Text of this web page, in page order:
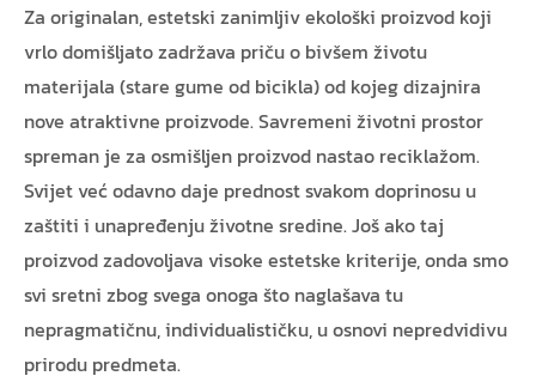
Za originalan, estetski zanimljiv ekološki proizvod koji
vrlo domišljato zadržava priču o bivšem životu
materijala (stare gume od bicikla) od kojeg dizajnira
nove atraktivne proizvode. Savremeni životni prostor
spreman je za osmišljen proizvod nastao reciklažom.
Svijet već odavno daje prednost svakom doprinosu u
zaštiti i unapređenju životne sredine. Još ako taj
proizvod zadovoljava visoke estetske kriterije, onda smo
svi sretni zbog svega onoga što naglašava tu
nepragmatičnu, individualističku, u osnovi nepredvidivu
prirodu predmeta.